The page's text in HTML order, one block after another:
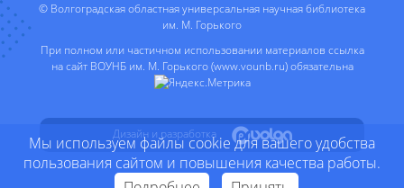
© Волгоградская областная универсальная научная библиотека
им. М. Горького
При полном или частичном использовании материалов ссылка
на сайт ВОУНБ им. М. Горького (www.vounb.ru) обязательна
Дизайн и разработка
Мы используем файлы cookie для вашего удобства
пользования сайтом и повышения качества работы.